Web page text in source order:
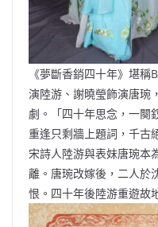
《夢斷香銷四十年》堪
演陸游、謝曉瑩飾演唐琬
劇。「四十年思念，一闋
重逢只剩牆上題詞，千古
宋詩人陸游與表妹唐琬本
離。唐琬改嫁後，二人於
恨。四十年後陸游重遊故